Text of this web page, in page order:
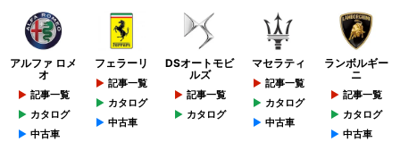
アルファ ロメ
オ
記事一覧
カタログ
中古車
フェラーリ
記事一覧
カタログ
中古車
DSオートモビ
ルズ
記事一覧
カタログ
マセラティ
記事一覧
カタログ
中古車
ランボルギー
ニ
記事一覧
カタログ
中古車